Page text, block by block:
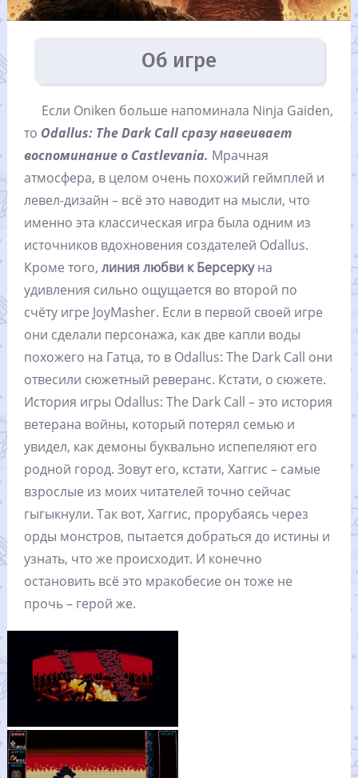
Об игре
Если Oniken больше напоминала Ninja Gaiden,
то Odallus: The Dark Call сразу навеивает
воспоминание о Castlevania. Мрачная
атмосфера, в целом очень похожий геймплей и
левел-дизайн – всё это наводит на мысли, что
именно эта классическая игра была одним из
источников вдохновения создателей Odallus.
Кроме того,линия любви к Берсеркуна
удивления сильно ощущается во второй по
счёту игре JoyMasher. Если в первой своей игре
они сделали персонажа, как две капли воды
похожего на Гатца, то в Odallus: The Dark Call они
отвесили сюжетный реверанс. Кстати, о сюжете.
История игры Odallus: The Dark Call – это история
ветерана войны, который потерял семью и
увидел, как демоны буквально испепеляют его
родной город. Зовут его, кстати, Хаггис – самые
взрослые из моих читателей точно сейчас
гыгыкнули. Так вот, Хаггис, прорубаясь через
орды монстров, пытается добраться до истины и
узнать, что же происходит. И конечно
остановить всё это мракобесие он тоже не
прочь – герой же.